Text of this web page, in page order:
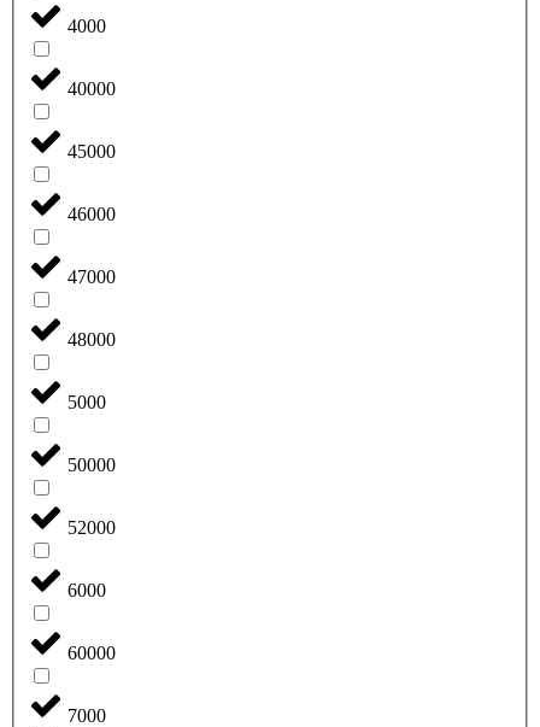
4000
40000
45000
46000
47000
48000
5000
50000
52000
6000
60000
7000